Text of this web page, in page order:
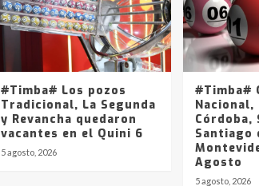
#Timba# Los pozos
Tradicional, La Segunda
y Revancha quedaron
vacantes en el Quini 6
5 agosto, 2026
#Timba#
Nacional,
Córdoba,
Santiago
Agosto
5 agosto, 2026